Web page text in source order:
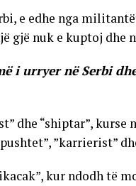
e edhe nga
gjë nuk e kuptoj dhe
i urryer në Serbi
dhe “shiptar”, kurse
”karrierist”
kur ndodh të